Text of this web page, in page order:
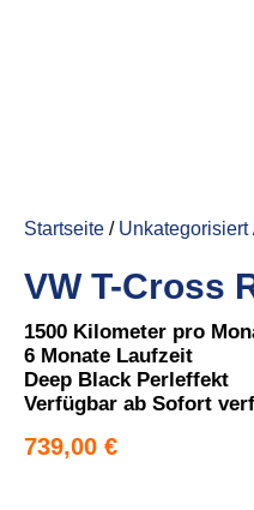
Startseite / Unkategorisiert
VW T-Cross
1500 Kilometer pro
6 Monate Laufzeit
Deep Black Perleffekt
Verfügbar ab Sofort
739,00 €